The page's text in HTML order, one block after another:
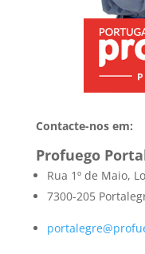
Contacte-nos em:
Profuego
Rua 1º de Maio,
7300-205